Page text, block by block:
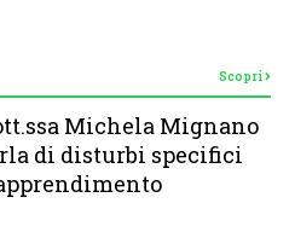
Scopri
Michela Mignano
di disturbi specifici